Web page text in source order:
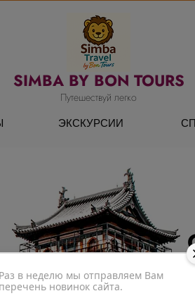
Раз в неделю мы отправляем Вам
перечень новинок сайта.
Путешествуй легко
SIMBA BY BON TOURS
ЭКСКУРСИИ